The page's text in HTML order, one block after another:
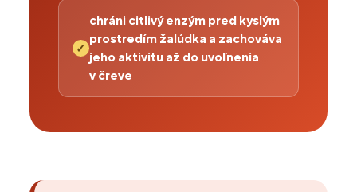
✓
chráni citlivý enzým pred kyslým
prostredím žalúdka a zachováva
jeho aktivitu až do uvoľnenia
v čreve